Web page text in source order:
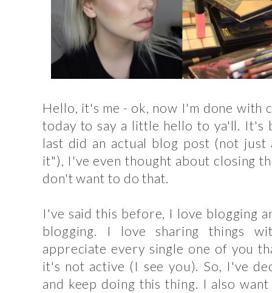
Hello, it's me - ok, now I'm done with
today to say a little hello to ya'll. It's
last did an actual blog post (not just
it"), I've even thought about closing
don't want to do that.
I've said this before, I love blogging
blogging. I love sharing things
appreciate every single one of you
it's not active (I see you). So, I've
and keep doing this thing. I also